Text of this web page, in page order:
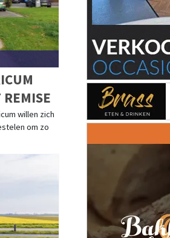
willen zich
om zo